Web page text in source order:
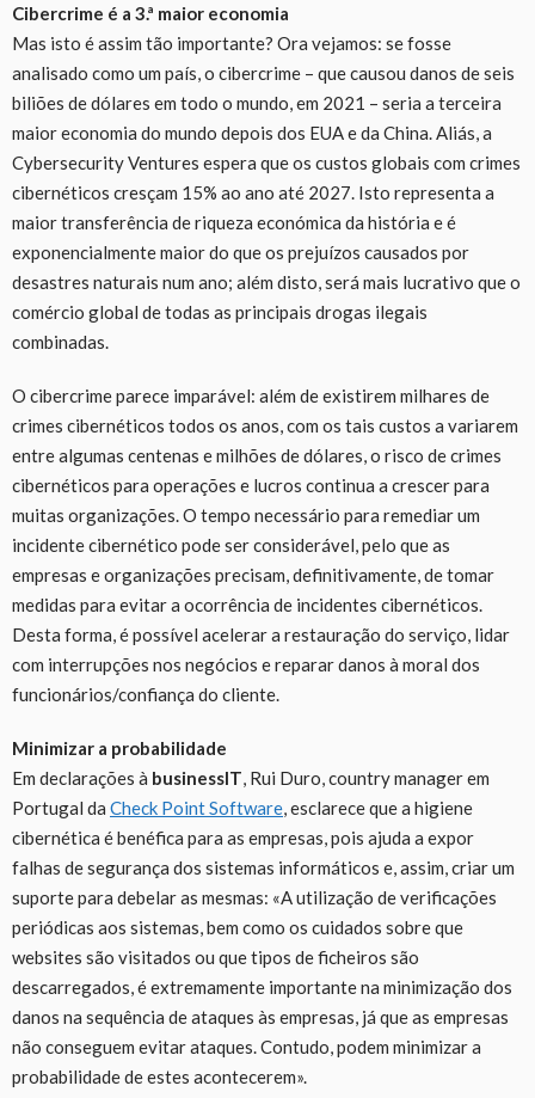
Cibercrime é a 3.ª maior economia
Mas isto é assim tão importante? Ora vejamos: se fosse
analisado como um país, o cibercrime – que causou danos de seis
biliões de dólares em todo o mundo, em 2021 – seria a terceira
maior economia do mundo depois dos EUA e da China. Aliás, a
Cybersecurity Ventures espera que os custos globais com crimes
cibernéticos cresçam 15% ao ano até 2027. Isto representa a
maior transferência de riqueza económica da história e é
exponencialmente maior do que os prejuízos causados por
desastres naturais num ano; além disto, será mais lucrativo que o
comércio global de todas as principais drogas ilegais
combinadas.
O cibercrime parece imparável: além de existirem milhares de
crimes cibernéticos todos os anos, com os tais custos a variarem
entre algumas centenas e milhões de dólares, o risco de crimes
cibernéticos para operações e lucros continua a crescer para
muitas organizações. O tempo necessário para remediar um
incidente cibernético pode ser considerável, pelo que as
empresas e organizações precisam, definitivamente, de tomar
medidas para evitar a ocorrência de incidentes cibernéticos.
Desta forma, é possível acelerar a restauração do serviço, lidar
com interrupções nos negócios e reparar danos à moral dos
funcionários/confiança do cliente.
Minimizar a probabilidade
Em declarações à businessIT, Rui Duro, country manager em
Portugal da Check Point Software, esclarece que a higiene
cibernética é benéfica para as empresas, pois ajuda a expor
falhas de segurança dos sistemas informáticos e, assim, criar um
suporte para debelar as mesmas: «A utilização de verificações
periódicas aos sistemas, bem como os cuidados sobre que
websites são visitados ou que tipos de ficheiros são
descarregados, é extremamente importante na minimização dos
danos na sequência de ataques às empresas, já que as empresas
não conseguem evitar ataques. Contudo, podem minimizar a
probabilidade de estes acontecerem».